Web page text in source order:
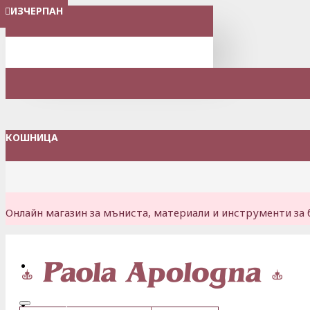
МЕНЮ
КОШНИЦА
Онлайн магазин за мъниста, материали и инструменти
Вход
ИЗЧЕРПАН
ИЗЧЕРПАН
ИЗЧЕРПАН
ИЗЧЕРПАН
ИЗЧЕРПАН
ИЗЧЕРПАН
ИЗЧЕРПАН